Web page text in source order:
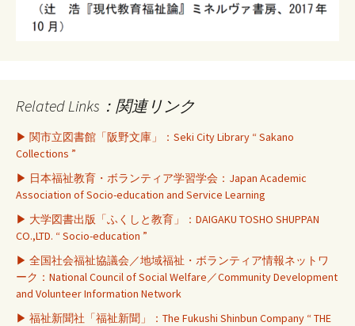
Related Links：関連リンク
▶ 関市立図書館「阪野文庫」：Seki City Library “ Sakano
Collections ”
▶ 日本福祉教育・ボランティア学習学会：Japan Academic
Association of Socio-education and Service Learning
▶ 大学図書出版「ふくしと教育」：DAIGAKU TOSHO SHUPPAN
CO.,LTD. “ Socio-education ”
▶ 全国社会福祉協議会／地域福祉・ボランティア情報ネットワ
ーク：National Council of Social Welfare／Community Development
and Volunteer Information Network
▶ 福祉新聞社「福祉新聞」：The Fukushi Shinbun Company “ THE